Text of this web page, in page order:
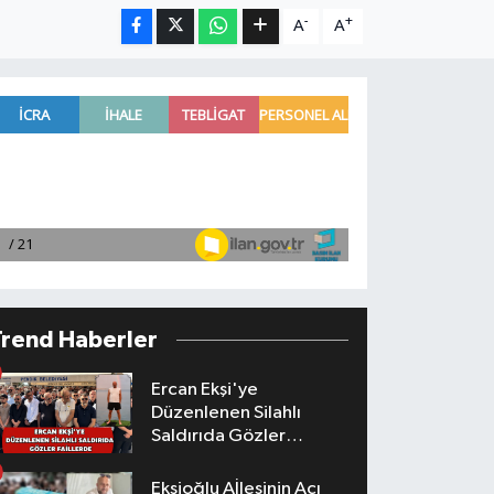
A- A+
Haberler
Ercan Ekşi'ye
Düzenlenen Silahlı
Saldırıda Gözler
Ekşioğlu Aİlesinin Acı